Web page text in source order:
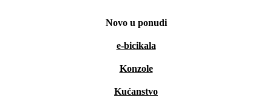
Novo u ponudi
e-bicikala
Konzole
Kućanstvo